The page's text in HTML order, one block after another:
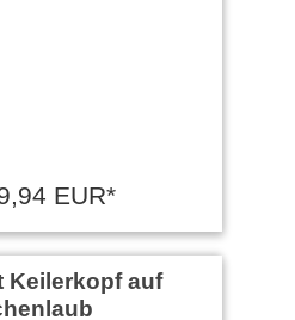
EUR*
Keilerkopf auf